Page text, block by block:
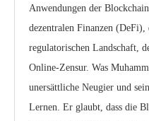
Anwendungen der
dezentralen Finanzen
regulatorischen Landschaft,
Online-Zensur. Was
unersättliche Neugier und
Lernen. Er glaubt, dass die